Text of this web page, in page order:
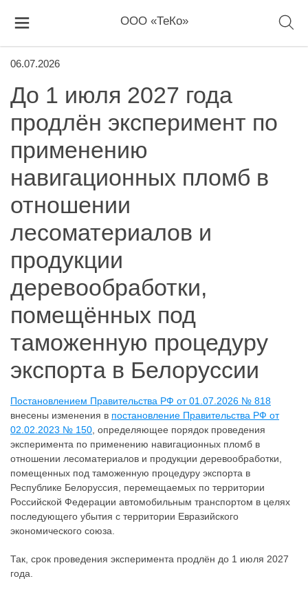
ООО «ТеКо»
06.07.2026
До 1 июля 2027 года
продлён эксперимент по
применению
навигационных пломб в
отношении
лесоматериалов и
продукции
деревообработки,
помещённых под
таможенную процедуру
экспорта в Белоруссии
Постановлением Правительства РФ от 01.07.2026 № 818
внесены изменения в постановление Правительства РФ от
02.02.2023 № 150 , определяющее порядок проведения
эксперимента по применению навигационных пломб в
отношении лесоматериалов и продукции деревообработки,
помещенных под таможенную процедуру экспорта в
Республике Белоруссия, перемещаемых по территории
Российской Федерации автомобильным транспортом в целях
последующего убытия с территории Евразийского
экономического союза.
Так, срок проведения эксперимента продлён до 1 июля 2027
года.